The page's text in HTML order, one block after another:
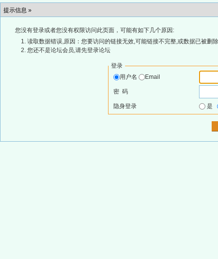
提示信息 »
您没有登录或者您没有权限访问此页面，可能有如下几个原因:
读取数据错误,原因：您要访问的链接无效,可能链接不完整,或数据已被删
您还不是论坛会员,请先登录论坛
登录
用户名
Email
密 码
隐身登录 是